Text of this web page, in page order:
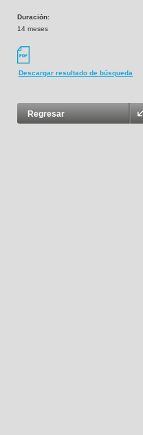
Duración:
14 meses
Descargar resultado de búsqueda
Regresar